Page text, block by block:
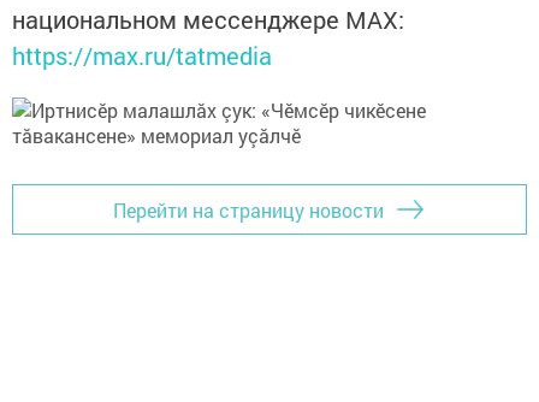
национальном мессенджере MАХ:
https://max.ru/tatmedia
Перейти на страницу новости